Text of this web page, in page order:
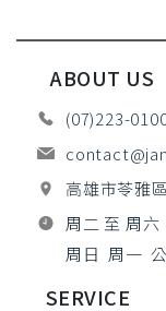
ABOUT US
(07)223-
高雄市苓雅
周二 至 周
周日 周一
SERVICE